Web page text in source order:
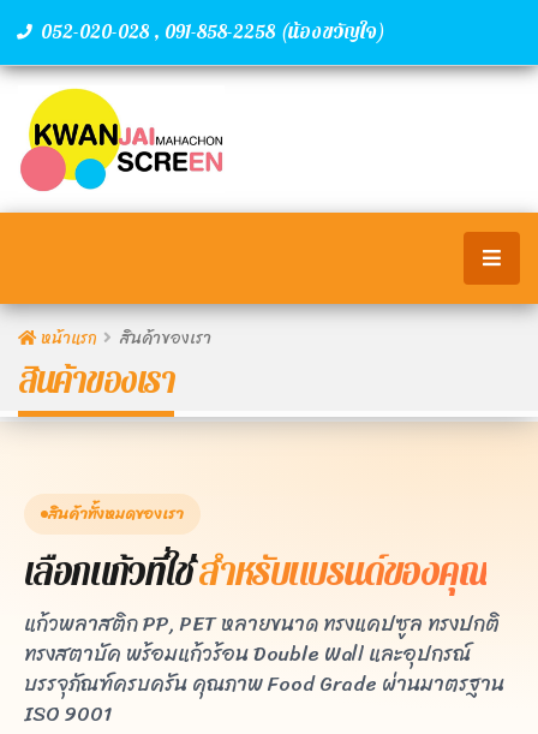
052-020-028 , 091-858-2258 (น้องขวัญใจ)
หน้าแรก สินค้าของเรา
สินค้าของเรา
สินค้าทั้งหมดของเรา
เลือกแก้วที่ใช่สำหรับแบรนด์ของคุณ
แก้วพลาสติก PP, PET หลายขนาด ทรงแคปซูล ทรงปกติ
ทรงสตาบัค พร้อมแก้วร้อน Double Wall และอุปกรณ์
บรรจุภัณฑ์ครบครัน คุณภาพ Food Grade ผ่านมาตรฐาน
ISO 9001